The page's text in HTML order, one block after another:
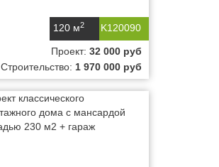
K120090
120 м2
Проект: 32 000 руб
Строительство: 1 970 000 руб